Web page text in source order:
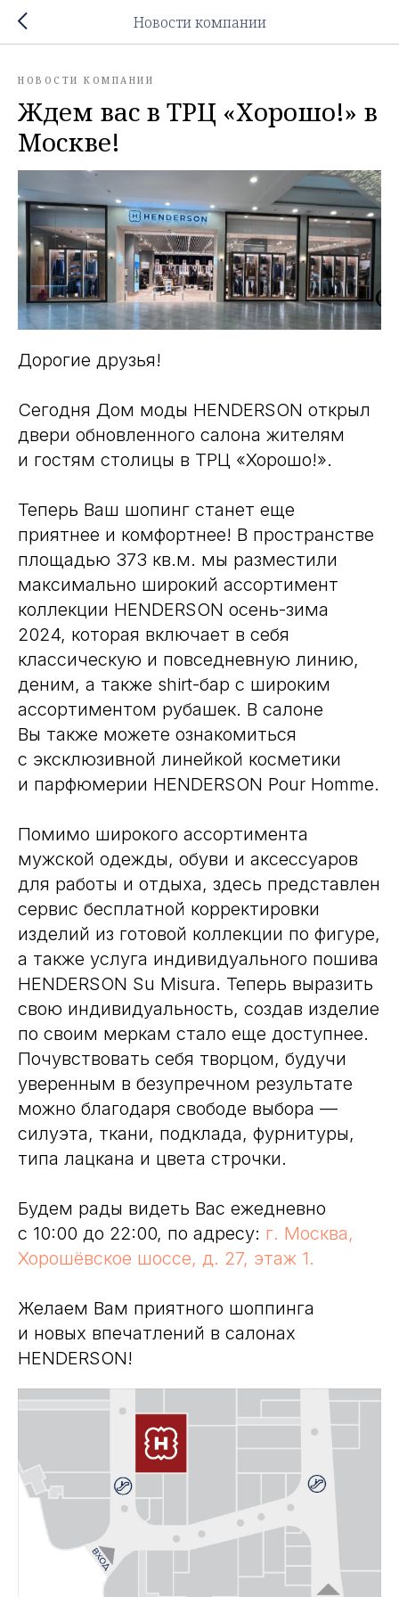
Новости компании
НОВОСТИ КОМПАНИИ
Ждем вас в ТРЦ «Хорошо!» в
Москве!
Дорогие друзья!
Сегодня Дом моды HENDERSON открыл
двери обновленного салона жителям
и гостям столицы в ТРЦ «Хорошо!».
Теперь Ваш шопинг станет еще
приятнее и комфортнее! В пространстве
площадью 373 кв.м. мы разместили
максимально широкий ассортимент
коллекции HENDERSON осень-зима
2024, которая включает в себя
классическую и повседневную линию,
деним, а также shirt-бар с широким
ассортиментом рубашек. В салоне
Вы также можете ознакомиться
с эксклюзивной линейкой косметики
и парфюмерии HENDERSON Pour Homme.
Помимо широкого ассортимента
мужской одежды, обуви и аксессуаров
для работы и отдыха, здесь представлен
сервис бесплатной корректировки
изделий из готовой коллекции по фигуре,
а также услуга индивидуального пошива
HENDERSON Su Misura. Теперь выразить
свою индивидуальность, создав изделие
по своим меркам стало еще доступнее.
Почувствовать себя творцом, будучи
уверенным в безупречном результате
можно благодаря свободе выбора —
силуэта, ткани, подклада, фурнитуры,
типа лацкана и цвета строчки.
Будем рады видеть Вас ежедневно
с 10:00 до 22:00, по адресу: г. Москва,
Хорошёвское шоссе, д. 27, этаж 1.
Желаем Вам приятного шоппинга
и новых впечатлений в салонах
HENDERSON!